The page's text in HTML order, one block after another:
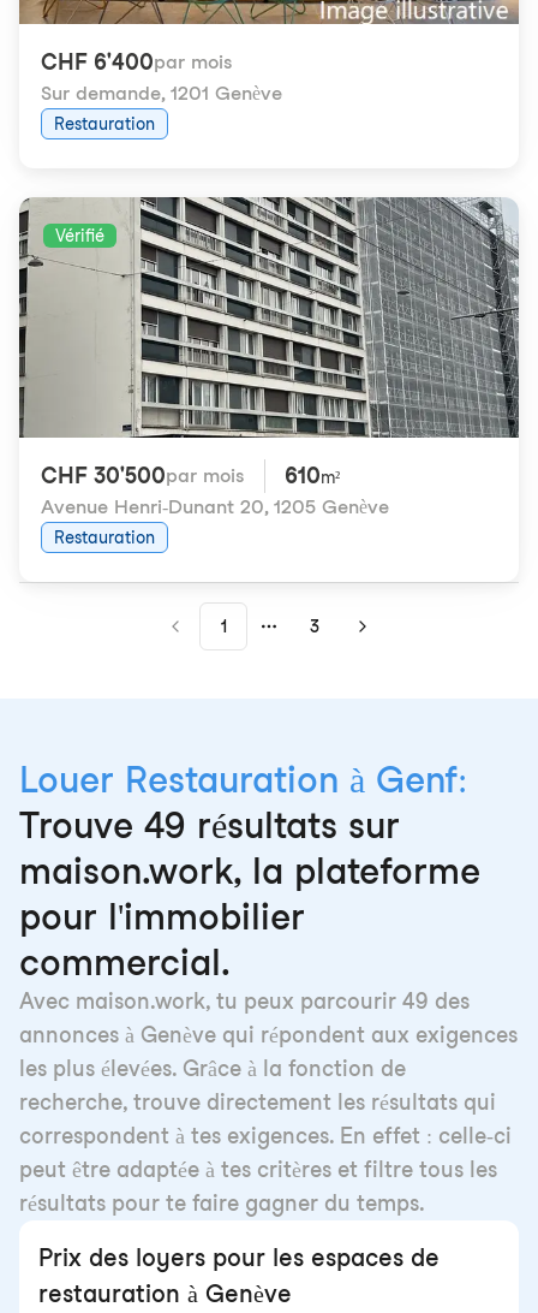
CHF 6'400par mois
Sur demande, 1201 Genève
Restauration
Vérifié
CHF 30'500par mois 610m²
Avenue Henri-Dunant 20, 1205 Genève
Restauration
1
More pages
3
Louer Restauration à Genf:
Trouve 49 résultats sur
maison.work, la plateforme
pour l'immobilier
commercial.
Avec maison.work, tu peux parcourir 49 des
annonces à Genève qui répondent aux exigences
les plus élevées. Grâce à la fonction de
recherche, trouve directement les résultats qui
correspondent à tes exigences. En effet : celle-ci
peut être adaptée à tes critères et filtre tous les
résultats pour te faire gagner du temps.
Prix des loyers pour les espaces de
restauration à Genève